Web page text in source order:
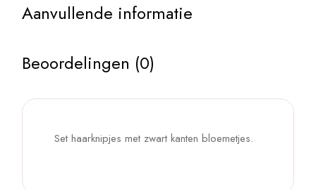
Aanvullende informatie
Beoordelingen (0)
Set haarknipjes met zwart kanten bloemetjes.